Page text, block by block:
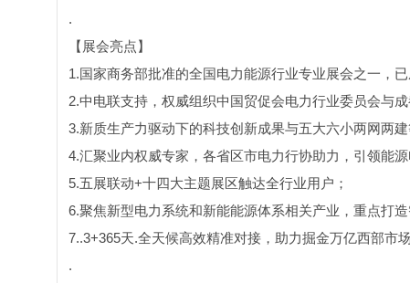
.
【展会亮点】
1.国家商务部批准的全国电力能源行业专业展会之一，已
2.中电联支持，权威组织中国贸促会电力行业委员会与成
3.新质生产力驱动下的科技创新成果与五大六小两网两
4.汇聚业内权威专家，各省区市电力行协助力，引领能源
5.五展联动+十四大主题展区触达全行业用户；
6.聚焦新型电力系统和新能能源体系相关产业，重点打
7..3+365天.全天候高效精准对接，助力掘金万亿西部市场
.